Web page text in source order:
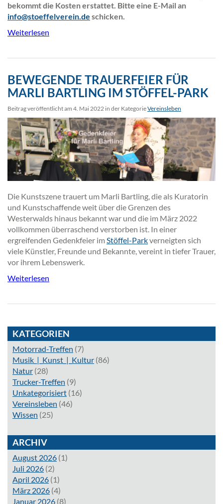
bekommt die Kosten erstattet. Bitte eine E-Mail an
info@stoeffelverein.de schicken.
Weiterlesen
BEWEGENDE TRAUERFEIER FÜR
MARLI BARTLING IM STÖFFEL-PARK
Beitrag veröffentlicht am 4. Mai 2022 in der KategorieVereinsleben
Die Kunstszene trauert um Marli Bartling, die als Kuratorin
und Kunstschaffende weit über die Grenzen des
Westerwalds hinaus bekannt war und die im März 2022
vollkommen überraschend verstorben ist. In einer
ergreifenden Gedenkfeier im Stöffel-Parkverneigten sich
viele Künstler, Freunde und Bekannte, vereint in tiefer Trauer,
vor ihrem Lebenswerk.
Weiterlesen
KATEGORIEN
Motorrad-Treffen (7)
Musik_|_Kunst_|_Kultur (86)
Natur (28)
Trucker-Treffen (9)
Unkategorisiert (16)
Vereinsleben (46)
Wissen (25)
ARCHIV
August 2026 (1)
Juli 2026 (2)
April 2026 (1)
März 2026 (4)
Januar 2026 (8)